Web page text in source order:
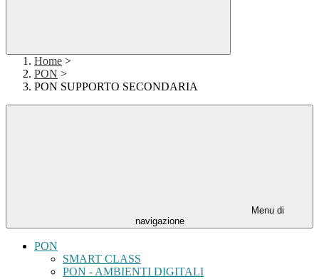
Home >
PON >
PON SUPPORTO SECONDARIA
Menu di
navigazione
PON
SMART CLASS
PON - AMBIENTI DIGITALI